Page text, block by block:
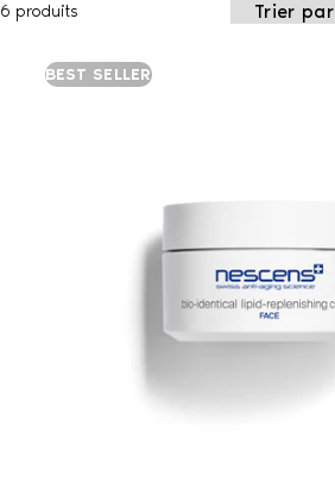
6 produits
BEST SELLER